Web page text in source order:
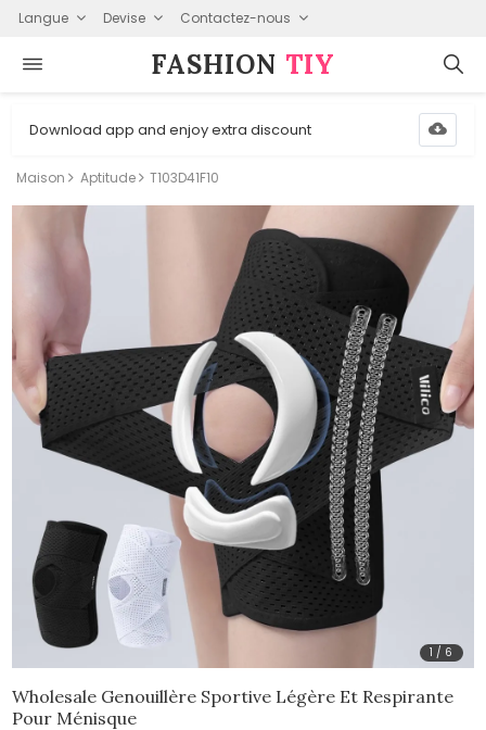
Langue Devise Contactez-nous
FASHION⁠ TIY
Download app and enjoy extra discount
Maison Aptitude T103D41F10
1 / 6
Wholesale Genouillère Sportive Légère Et Respirante
Pour Ménisque